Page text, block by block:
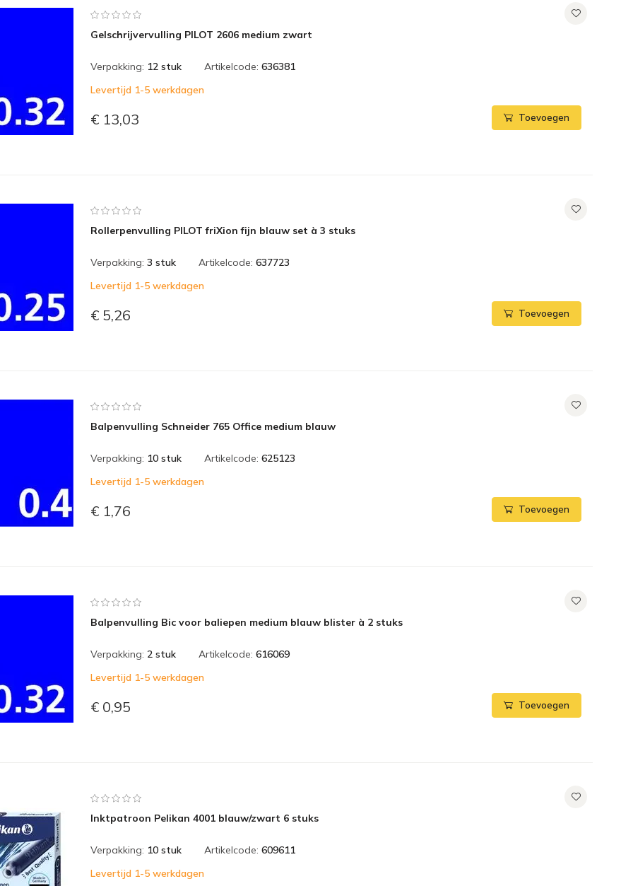
Gelschrijvervulling PILOT 2606 medium zwart
Verpakking: 12 stuk Artikelcode: 636381
Levertijd 1-5 werkdagen
€ 13,03 Toevoegen
Rollerpenvulling PILOT friXion fijn blauw set à 3 stuks
Verpakking: 3 stuk Artikelcode: 637723
Levertijd 1-5 werkdagen
€ 5,26 Toevoegen
Balpenvulling Schneider 765 Office medium blauw
Verpakking: 10 stuk Artikelcode: 625123
Levertijd 1-5 werkdagen
€ 1,76 Toevoegen
Balpenvulling Bic voor baliepen medium blauw blister à 2 stuks
Verpakking: 2 stuk Artikelcode: 616069
Levertijd 1-5 werkdagen
€ 0,95 Toevoegen
Inktpatroon Pelikan 4001 blauw/zwart 6 stuks
Verpakking: 10 stuk Artikelcode: 609611
Levertijd 1-5 werkdagen